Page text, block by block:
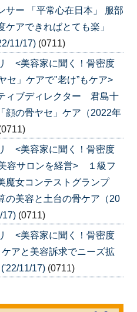
ー 「平常心在日本」 服部
アできればとても楽」
11/17) (0711)
<美容家に聞く！骨密度
セ」ケアで"老け”もケア>
ィブディレクター 君島十
顔の骨ヤセ」ケア（2022年
<美容家に聞く！骨密度
容サロンを経営> １級フ
女コンテストグランプ
美容と土台の骨ケア（20
17) (0711)
<美容家に聞く！骨密度
アと美容訴求でニーズ拡
11/17) (0711)